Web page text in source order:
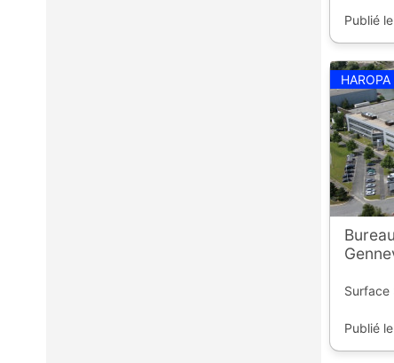
Publié
Surface
Publié